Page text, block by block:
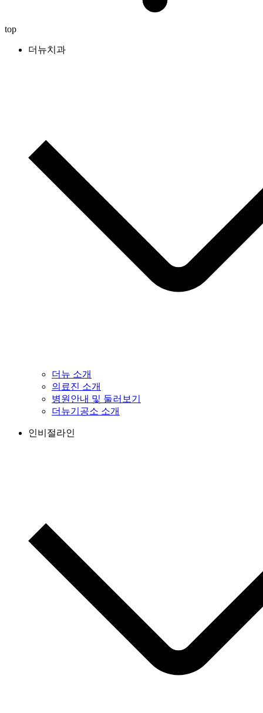
top
더뉴치과
더뉴 소개
의료진 소개
병원안내 및 둘러보기
더뉴기공소 소개
인비절라인